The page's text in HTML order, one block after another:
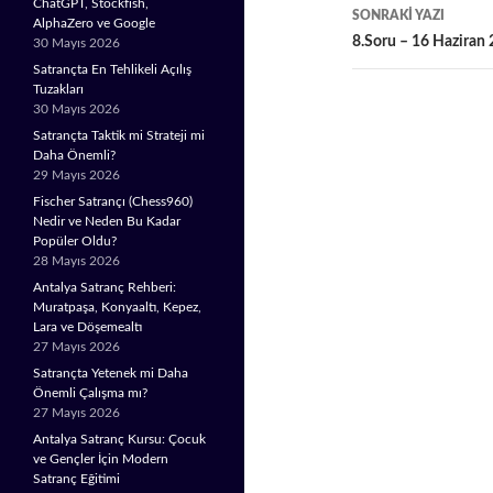
SONRAKI YAZI
8.Soru – 16 Haziran
ChatGPT, Stockfish,
AlphaZero ve Google
30 Mayıs 2026
Satrançta En Tehlikeli Açılış
Tuzakları
30 Mayıs 2026
Satrançta Taktik mi Strateji mi
Daha Önemli?
29 Mayıs 2026
Fischer Satrançı (Chess960)
Nedir ve Neden Bu Kadar
Popüler Oldu?
28 Mayıs 2026
Antalya Satranç Rehberi:
Muratpaşa, Konyaaltı, Kepez,
Lara ve Döşemealtı
27 Mayıs 2026
Satrançta Yetenek mi Daha
Önemli Çalışma mı?
27 Mayıs 2026
Antalya Satranç Kursu: Çocuk
ve Gençler İçin Modern
Satranç Eğitimi